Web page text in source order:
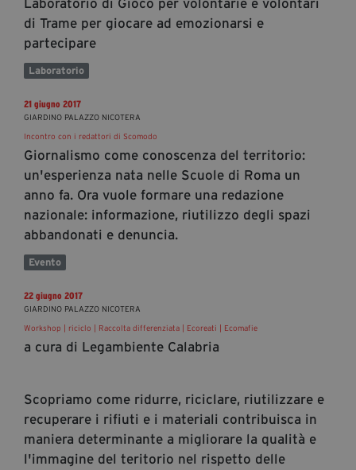
di Trame per giocare ad emozionarsi e
partecipare
Laboratorio
21 giugno 2017
GIARDINO PALAZZO NICOTERA
Incontro con i redattori di Scomodo
Giornalismo come conoscenza del territorio:
un'esperienza nata nelle Scuole di Roma un
anno fa. Ora vuole formare una redazione
nazionale: informazione, riutilizzo degli spazi
abbandonati e denuncia.
Evento
22 giugno 2017
GIARDINO PALAZZO NICOTERA
Workshop | riciclo | Raccolta differenziata | Ecoreati | Ecomafie
a cura di Legambiente Calabria
Scopriamo come ridurre, riciclare, riutilizzare e
recuperare i rifiuti e i materiali contribuisca in
maniera determinante a migliorare la qualità e
l'immagine del teritorio nel rispetto delle